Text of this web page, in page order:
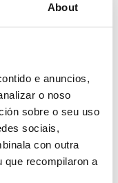
About
e anuncios,
o noso
sobre o seu uso
sociais,
con outra
que recompilaron a